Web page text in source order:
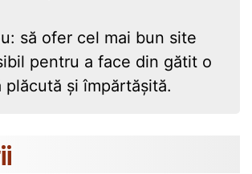
să ofer cel mai bun site
pentru a face din gătit o
plăcută și împărtășită.